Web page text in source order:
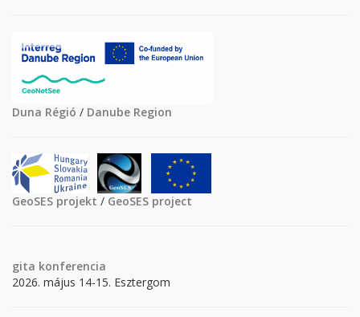
Duna Régió / Danube Region
GeoSES projekt / GeoSES project
gita konferencia
2026. május 14-15. Esztergom